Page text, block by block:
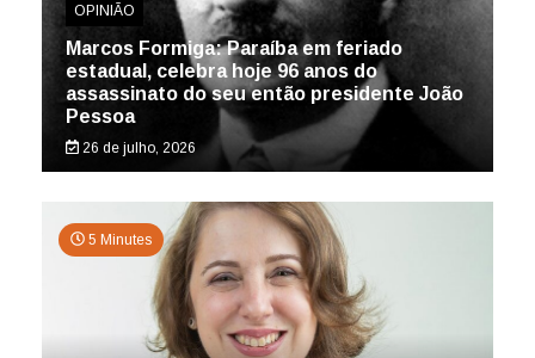
OPINIÃO
Marcos Formiga: Paraíba em feriado
estadual, celebra hoje 96 anos do
assassinato do seu então presidente João
Pessoa
26 de julho, 2026
5 Minutes